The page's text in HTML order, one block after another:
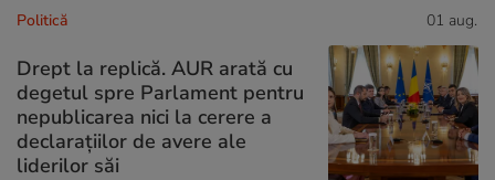
Politică 01 aug.
Drept la replică. AUR arată cu
degetul spre Parlament pentru
nepublicarea nici la cerere a
declarațiilor de avere ale
liderilor săi